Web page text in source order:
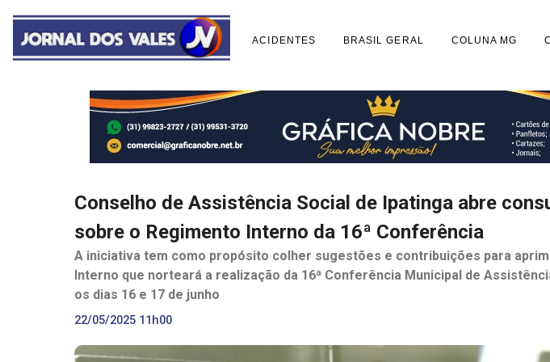
ACIDENTES BRASIL GERAL COLUNA MG
Conselho de Assistência Social de Ipatinga abre
sobre o Regimento Interno da 16ª Conferência
A iniciativa tem como propósito colher sugestões e contribuições para
Interno que norteará a realização da 16ª Conferência Municipal de
os dias 16 e 17 de junho
22/05/2025 11h00